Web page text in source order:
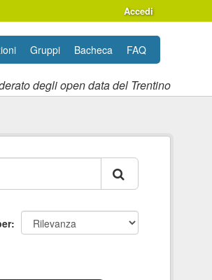
Accedi
degli open data del Trentino
Gruppi Bacheca FAQ